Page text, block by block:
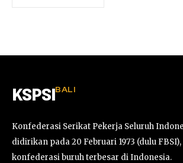
KSPSI BALI
Konfederasi Serikat Pekerja Seluruh
didirikan pada 20 Februari 1973 (dulu
konfederasi buruh terbesar di Indonesia.